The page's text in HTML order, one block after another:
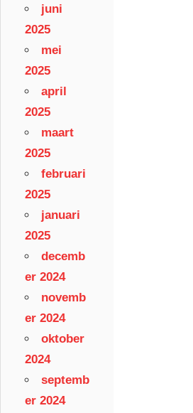
juni
2025
mei
2025
april
2025
maart
2025
februari
2025
januari
2025
decemb
er 2024
novemb
er 2024
oktober
2024
septemb
er 2024